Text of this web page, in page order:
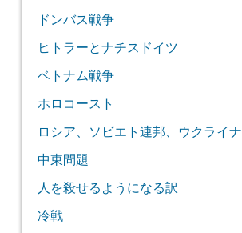
ドンバス戦争
ヒトラーとナチスドイツ
ベトナム戦争
ホロコースト
ロシア、ソビエト連邦、ウクライナ
中東問題
人を殺せるようになる訳
冷戦